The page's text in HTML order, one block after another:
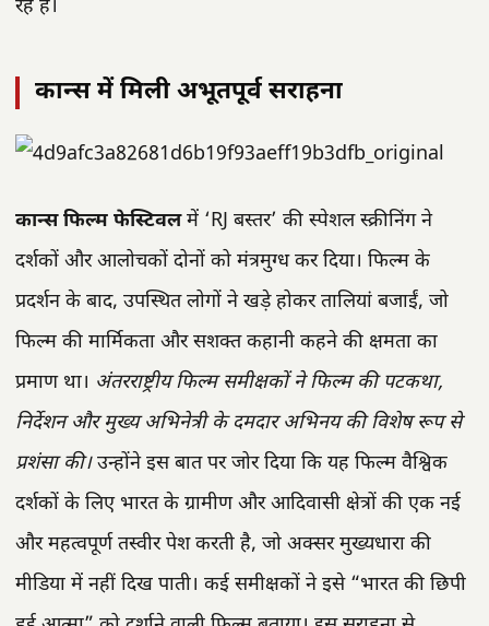
रहे हैं।
कान्स में मिली अभूतपूर्व सराहना
कान्स फिल्म फेस्टिवलमें ‘RJ बस्तर’ की स्पेशल स्क्रीनिंग ने
दर्शकों और आलोचकों दोनों को मंत्रमुग्ध कर दिया। फिल्म के
प्रदर्शन के बाद, उपस्थित लोगों ने खड़े होकर तालियां बजाईं, जो
फिल्म की मार्मिकता और सशक्त कहानी कहने की क्षमता का
प्रमाण था। अंतरराष्ट्रीय फिल्म समीक्षकों ने फिल्म की पटकथा,
निर्देशन और मुख्य अभिनेत्री के दमदार अभिनय की विशेष रूप से
प्रशंसा की।उन्होंने इस बात पर जोर दिया कि यह फिल्म वैश्विक
दर्शकों के लिए भारत के ग्रामीण और आदिवासी क्षेत्रों की एक नई
और महत्वपूर्ण तस्वीर पेश करती है, जो अक्सर मुख्यधारा की
मीडिया में नहीं दिख पाती। कई समीक्षकों ने इसे “भारत की छिपी